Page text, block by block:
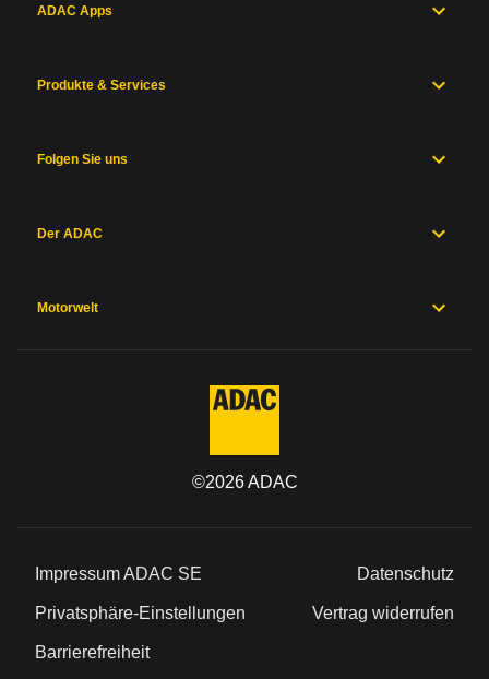
ADAC Apps
Produkte & Services
Folgen Sie uns
Der ADAC
Motorwelt
©2026ADAC
Impressum ADAC SE Datenschutz
Privatsphäre-Einstellungen Vertrag widerrufen
Barrierefreiheit